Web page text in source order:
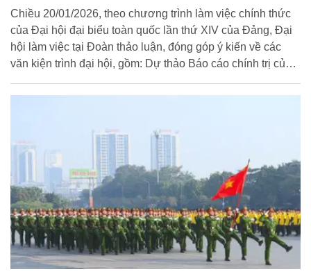
Chiều 20/01/2026, theo chương trình làm việc chính thức
của Đại hội đại biểu toàn quốc lần thứ XIV của Đảng, Đại
hội làm việc tại Đoàn thảo luận, đóng góp ý kiến về các
văn kiện trình đại hội, gồm: Dự thảo Báo cáo chính trị của
cáo tổng kết một số vấn đề lý luận và thực tiễn về công
năm qua ở Việt Nam; Dự thảo Báo cáo tổng kết 15 năm thi
hành Điều lệ Đảng (2011 - 2025) và đề xuất, định hướng
sửa đổi, bổ sung Điều lệ Đảng.